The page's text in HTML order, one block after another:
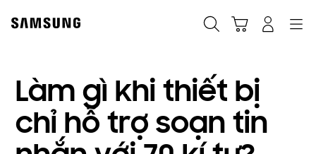
content
Làm gì khi thiết bị
chỉ hỗ trợ soạn tin